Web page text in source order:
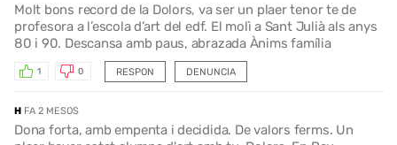
Molt bons record de la Dolors, va ser un plaer tenor te de
profesora a l’escola d’art del edf. El molì a Sant Julià als anys
80 i 90. Descansa amb paus, abrazada Ànims família
RESPON
1 0 DENUNCIA
H FA 2 MESOS
Dona forta, amb empenta i decidida. De valors ferms. Un